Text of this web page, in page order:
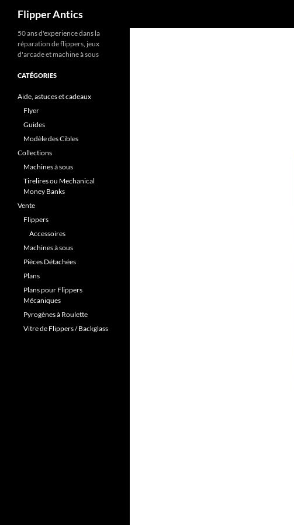
Aller
Flipper Antics
50 ans d'experience dans la
réparation de flippers, jeux
d'arcade et machine à sous
CATÉGORIES
Aide, astuces et cadeaux
Flyer
Guides
Modèle des Cibles
Collections
Machines à sous
Tirelires ou Mechanical
Money Banks
Vente
Flippers
Accessoires
Machines à sous
Pièces Détachées
Plans
Plans pour Flippers
Mécaniques
Pyrogènes à Roulette
Vitre de Flippers / Backglass